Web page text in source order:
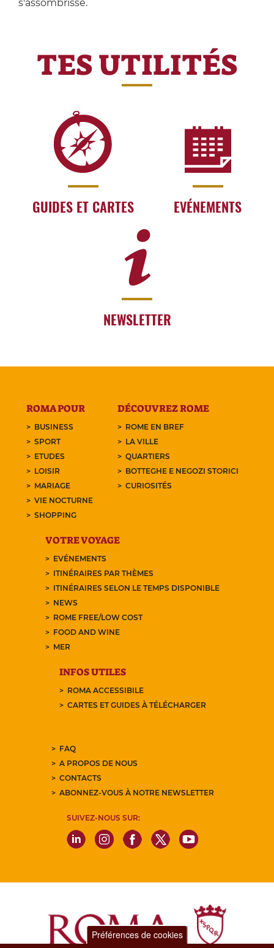
s'assombrisse.
TES UTILITÉS
GUIDES ET CARTES EVÉNEMENTS
NEWSLETTER
ROMA POUR
BUSINESS
SPORT
ETUDES
LOISIR
MARIAGE
VIE NOCTURNE
SHOPPING
DÉCOUVREZ ROME
ROME EN BREF
LA VILLE
QUARTIERS
BOTTEGHE E NEGOZI STORICI
CURIOSITÉS
VOTRE VOYAGE
EVÉNEMENTS
ITINÉRAIRES PAR THÈMES
ITINÉRAIRES SELON LE TEMPS DISPONIBLE
NEWS
ROME FREE/LOW COST
FOOD AND WINE
MER
INFOS UTILES
ROMA ACCESSIBILE
CARTES ET GUIDES À TÉLÉCHARGER
FAQ
A PROPOS DE NOUS
CONTACTS
ABONNEZ-VOUS À NOTRE NEWSLETTER
SUIVEZ-NOUS SUR:
Préférences de cookies